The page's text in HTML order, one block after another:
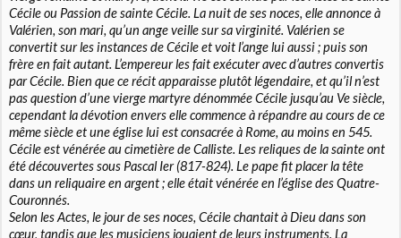
CécileouPassion de sainte Cécile. La nuit de ses noces, elle annonce à
Valérien, son mari, qu’un ange veille sur sa virginité. Valérien se
convertit sur les instances de Cécile et voit l’ange lui aussi ; puis son
frère en fait autant. L’empereur les fait exécuter avec d’autres convertis
par Cécile. Bien que ce récit apparaisse plutôt légendaire, et qu’il n’est
pas question d’une vierge martyre dénommée Cécile jusqu’au Ve siècle,
cependant la dévotion envers elle commence à répandre au cours de ce
même siècle et une église lui est consacrée à Rome, au moins en 545.
Cécile est vénérée au cimetière de Calliste. Les reliques de la sainte ont
été découvertes sous Pascal Ier (817-824). Le pape fit placer la tête
dans un reliquaire en argent ; elle était vénérée en l’église des Quatre-
Couronnés.
Selon lesActes, le jour de ses noces, Cécile chantait à Dieu dans son
cœur, tandis que les musiciens jouaient de leurs instruments. La